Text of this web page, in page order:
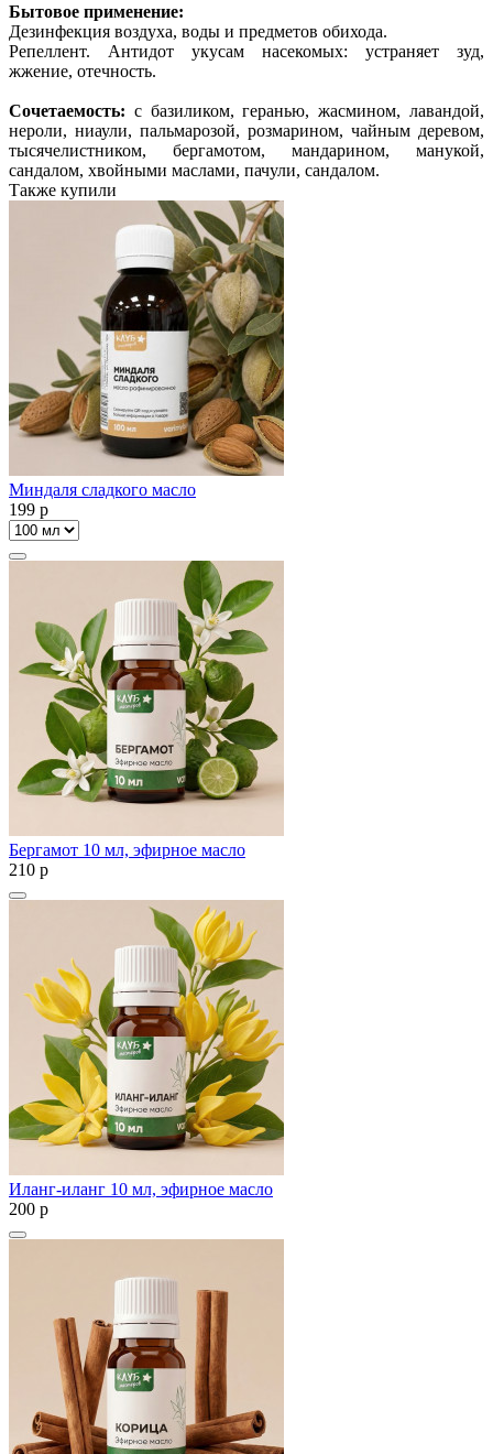
Бытовое применение:
Дезинфекция воздуха, воды и предметов обихода.
Репеллент. Антидот укусам насекомых: устраняет зуд,
жжение, отечность.
Сочетаемость: с базиликом, геранью, жасмином, лавандой,
нероли, ниаули, пальмарозой, розмарином, чайным деревом,
тысячелистником, бергамотом, мандарином, манукой,
сандалом, хвойными маслами, пачули, сандалом.
Также купили
Миндаля сладкого масло
199 p
Бергамот 10 мл, эфирное масло
210 p
Иланг-иланг 10 мл, эфирное масло
200 p